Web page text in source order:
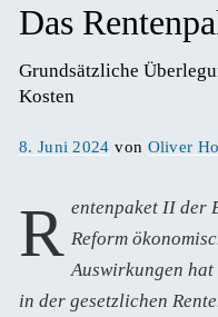
Das
Grundsätzliche
Kosten
Veröffentlicht
8. Juni 2024 von Oliver
Rentenpaket II der Bundesregierung: Wie ist die Reform
Auswirkungen
in der gesetzlichen